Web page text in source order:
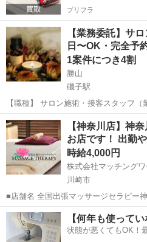
プリフラ
【業務委託】サ
日〜OK・完全予
1案件につき4割
勝山
磯子駅
【職種】 サロン施術・接客スタッフ（業務委託） 【
および接客・受付業務全般 【勤務時間・シフト】 平日 11:00～
15:00（※事前予約制） 前日までに予約が入った日時のみご出勤いた
だく...
神奈川 横浜市 磯子駅 セラピ
【神奈川店】神
お店です！ 出勤
時給4,000円
株式会社マッチング
川崎市
■店舗名 全国出張マッサージセラピー
https://massageserapijapan.wixsite.com/kanagawa ■
ージ ■仕事内容 各派遣エリアのお客様
神奈川 川崎市 マッサージ 居
【何年も使って
状態が悪くてもOK！